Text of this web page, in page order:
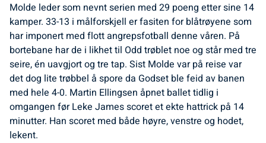
Molde leder som nevnt serien med 29 poeng etter sine 14
kamper. 33-13 i målforskjell er fasiten for blåtrøyene som
har imponert med flott angrepsfotball denne våren. På
bortebane har de i likhet til Odd trøblet noe og står med tre
seire, én uavgjort og tre tap. Sist Molde var på reise var
det dog lite trøbbel å spore da Godset ble feid av banen
med hele 4-0. Martin Ellingsen åpnet ballet tidlig i
omgangen før Leke James scoret et ekte hattrick på 14
minutter. Han scoret med både høyre, venstre og hodet,
lekent.